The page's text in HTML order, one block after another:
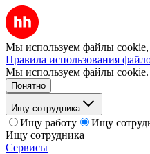
Мы используем файлы cookie,
Правила использования
Мы используем файлы cookie.
Понятно
Ищу сотрудника
Ищу работу
Ищу
Ищу сотрудника
Сервисы